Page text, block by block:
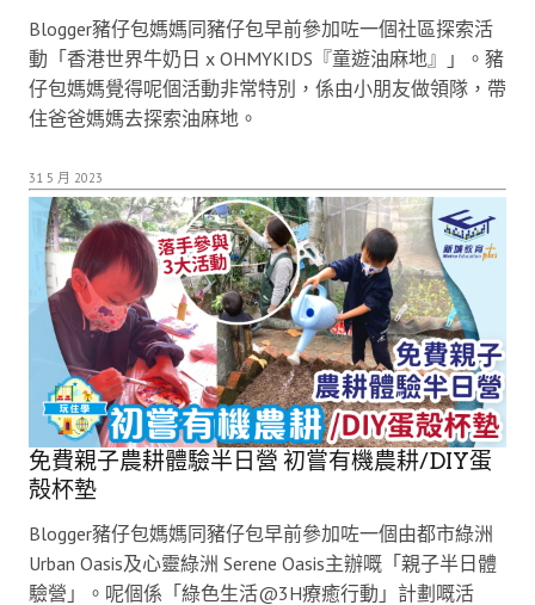
Blogger豬仔包媽媽同豬仔包早前參加咗一個社區探索活
動「香港世界牛奶日 x OHMYKIDS『童遊油麻地』」。豬
仔包媽媽覺得呢個活動非常特別，係由小朋友做領隊，帶
住爸爸媽媽去探索油麻地。
31 5 月 2023
免費親子農耕體驗半日營 初嘗有機農耕/DIY蛋
殻杯墊
Blogger豬仔包媽媽同豬仔包早前參加咗一個由都市綠洲
Urban Oasis及心靈綠洲 Serene Oasis主辦嘅「親子半日體
驗營」。呢個係「綠色生活@3H療癒行動」計劃嘅活